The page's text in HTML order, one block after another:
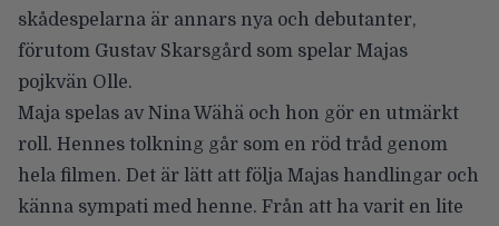
skådespelarna är annars nya och debutanter,
förutom Gustav Skarsgård som spelar Majas
pojkvän Olle.
Maja spelas av Nina Wähä och hon gör en utmärkt
roll. Hennes tolkning går som en röd tråd genom
hela filmen. Det är lätt att följa Majas handlingar och
känna sympati med henne. Från att ha varit en lite